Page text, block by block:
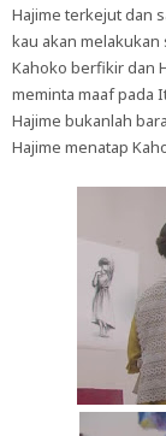
Hajime terkejut dan
kau akan melakukan
Kahoko berfikir dan
meminta maaf pada
Hajime bukanlah
Hajime menatap